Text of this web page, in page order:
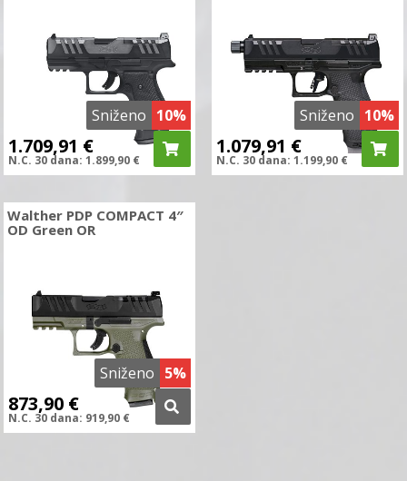
Sniženo 10%
1.709,91 €
N.C. 30 dana:1.899,90 €
Sniženo 10%
1.079,91 €
N.C. 30 dana: 1.199,90 €
Sniženo 5%
Walther PDP COMPACT 4″
OD Green OR
873,90 €
N.C. 30 dana: 919,90 €